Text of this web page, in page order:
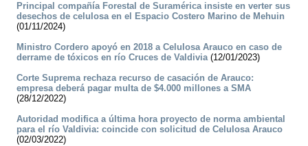
Principal compañía Forestal de Suramérica insiste en verter sus
desechos de celulosa en el Espacio Costero Marino de Mehuin
(01/11/2024)
Ministro Cordero apoyó en 2018 a Celulosa Arauco en caso de
derrame de tóxicos en río Cruces de Valdivia(12/01/2023)
Corte Suprema rechaza recurso de casación de Arauco:
empresa deberá pagar multa de $4.000 millones a SMA
(28/12/2022)
Autoridad modifica a última hora proyecto de norma ambiental
para el río Valdivia: coincide con solicitud de Celulosa Arauco
(02/03/2022)